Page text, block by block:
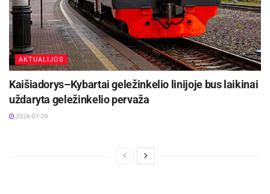
AKTUALIJOS
Kaišiadorys–Kybartai geležinkelio linijoje bus laikinai
uždaryta geležinkelio pervaža
2026-07-29